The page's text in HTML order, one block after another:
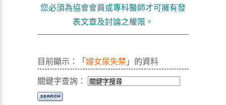
您必須為協會會員或專科醫師才可擁有發
表文章及討論之權限。
目前顯示：「 婦女尿失禁 」的資料
關鍵字查詢：